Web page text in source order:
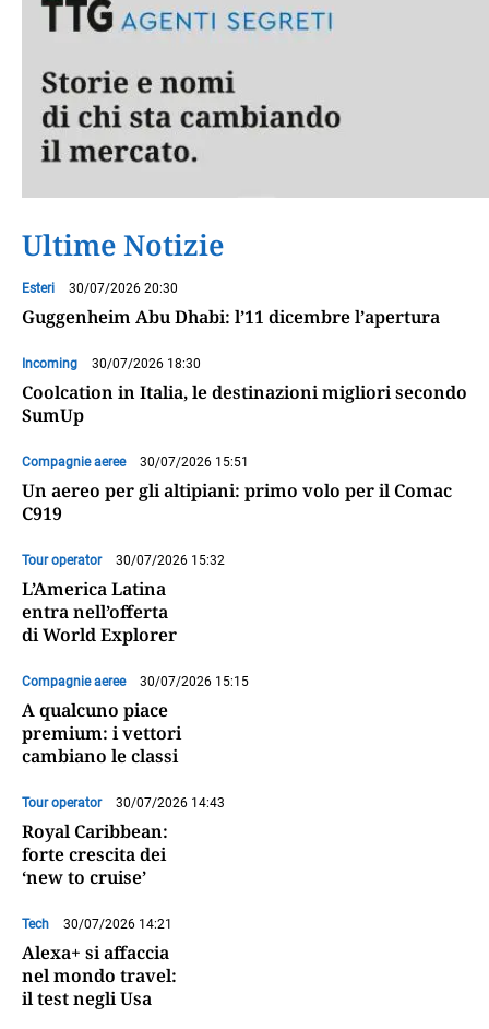
Ultime Notizie
Esteri 30/07/2026 20:30
Guggenheim Abu Dhabi: l’11 dicembre l’apertura
Incoming 30/07/2026 18:30
Coolcation in Italia, le destinazioni migliori secondo
SumUp
Compagnie aeree 30/07/2026 15:51
Un aereo per gli altipiani: primo volo per il Comac
C919
Tour operator 30/07/2026 15:32
L’America Latina
entra nell’offerta
di World Explorer
Compagnie aeree 30/07/2026 15:15
A qualcuno piace
premium: i vettori
cambiano le classi
Tour operator 30/07/2026 14:43
Royal Caribbean:
forte crescita dei
‘new to cruise’
Tech 30/07/2026 14:21
Alexa+ si affaccia
nel mondo travel:
il test negli Usa